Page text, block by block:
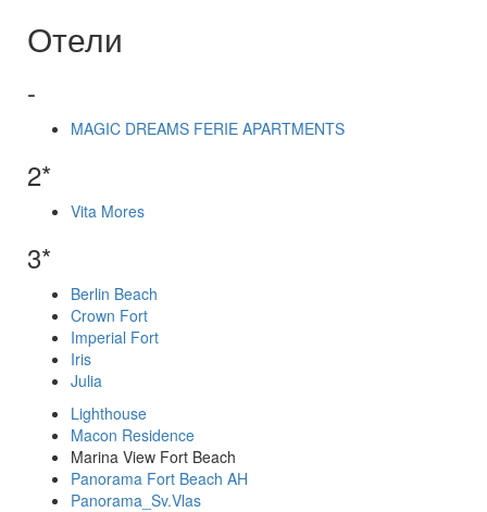
Отели
-
MAGIC DREAMS FERIE APARTMENTS
2*
Vita Mores
3*
Berlin Beach
Crown Fort
Imperial Fort
Iris
Julia
Lighthouse
Macon Residence
Marina View Fort Beach
Panorama Fort Beach AH
Panorama_Sv.Vlas